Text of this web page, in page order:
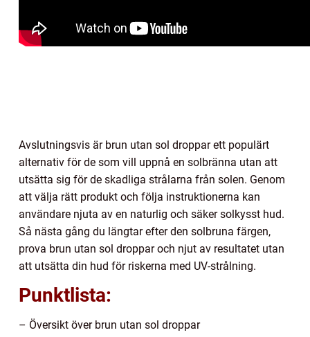
Avslutningsvis är brun utan sol droppar ett populärt
alternativ för de som vill uppnå en solbränna utan att
utsätta sig för de skadliga strålarna från solen. Genom
att välja rätt produkt och följa instruktionerna kan
användare njuta av en naturlig och säker solkysst hud.
Så nästa gång du längtar efter den solbruna färgen,
prova brun utan sol droppar och njut av resultatet utan
att utsätta din hud för riskerna med UV-strålning.
Punktlista:
– Översikt över brun utan sol droppar